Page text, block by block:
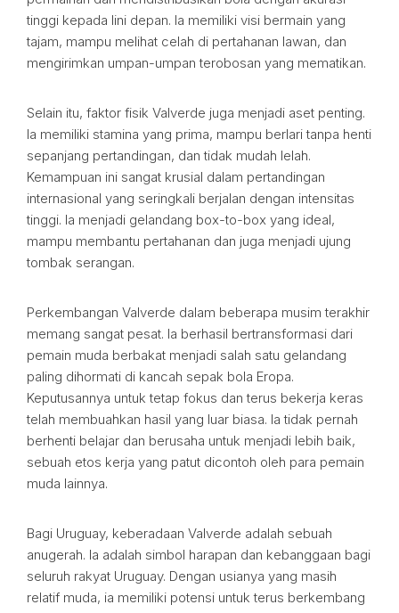
tinggi kepada lini depan. Ia memiliki visi bermain yang
tajam, mampu melihat celah di pertahanan lawan, dan
mengirimkan umpan-umpan terobosan yang mematikan.
Selain itu, faktor fisik Valverde juga menjadi aset penting.
Ia memiliki stamina yang prima, mampu berlari tanpa henti
sepanjang pertandingan, dan tidak mudah lelah.
Kemampuan ini sangat krusial dalam pertandingan
internasional yang seringkali berjalan dengan intensitas
tinggi. Ia menjadi gelandang box-to-box yang ideal,
mampu membantu pertahanan dan juga menjadi ujung
tombak serangan.
Perkembangan Valverde dalam beberapa musim terakhir
memang sangat pesat. Ia berhasil bertransformasi dari
pemain muda berbakat menjadi salah satu gelandang
paling dihormati di kancah sepak bola Eropa.
Keputusannya untuk tetap fokus dan terus bekerja keras
telah membuahkan hasil yang luar biasa. Ia tidak pernah
berhenti belajar dan berusaha untuk menjadi lebih baik,
sebuah etos kerja yang patut dicontoh oleh para pemain
muda lainnya.
Bagi Uruguay, keberadaan Valverde adalah sebuah
anugerah. Ia adalah simbol harapan dan kebanggaan bagi
seluruh rakyat Uruguay. Dengan usianya yang masih
relatif muda, ia memiliki potensi untuk terus berkembang